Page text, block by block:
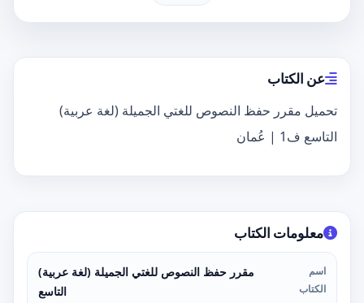
عن الكتاب
تحميل مقرر حفظ النصوص للغتي الجميلة (لغة عربية)
التاسع ف1 | عُمان
معلومات الكتاب
اسم
الكتاب
مقرر حفظ النصوص للغتي الجميلة (لغة عربية)
التاسع